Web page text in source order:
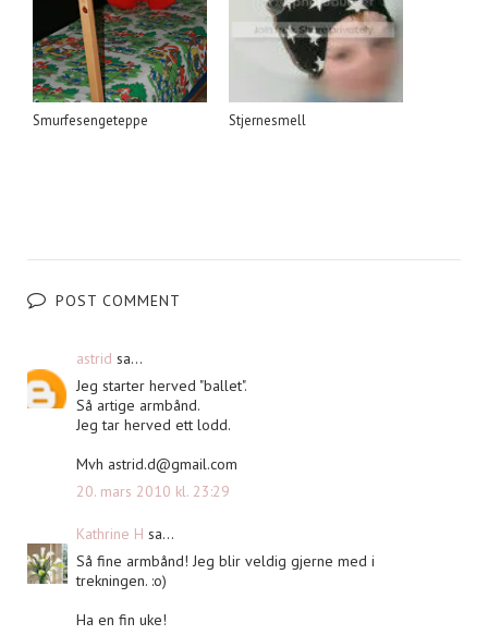
Smurfesengeteppe Stjernesmell
POST COMMENT
astrid sa...
Jeg starter herved "ballet".
Så artige armbånd.
Jeg tar herved ett lodd.
Mvh astrid.d@gmail.com
20. mars 2010 kl. 23:29
Kathrine H sa...
Så fine armbånd! Jeg blir veldig gjerne med i
trekningen. :o)
Ha en fin uke!